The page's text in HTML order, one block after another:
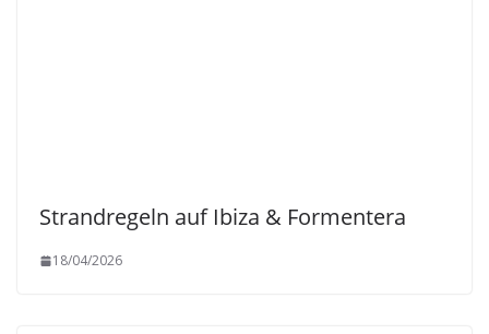
Strandregeln auf Ibiza & Formentera
18/04/2026